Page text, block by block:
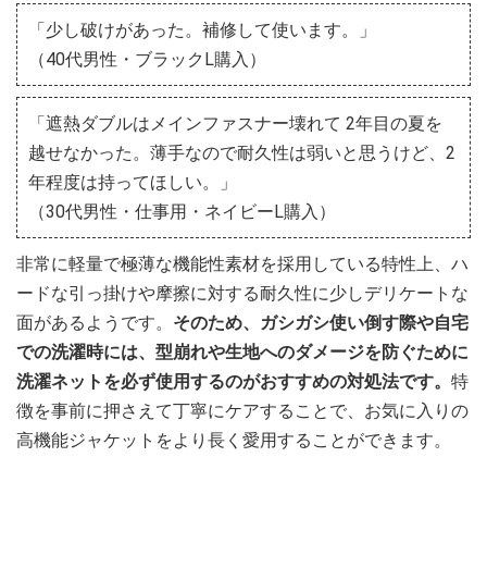
「少し破けがあった。補修して使います。」
（40代男性・ブラックL購入）
「遮熱ダブルはメインファスナー壊れて 2年目の夏を
越せなかった。薄手なので耐久性は弱いと思うけど、2
年程度は持ってほしい。」
（30代男性・仕事用・ネイビーL購入）
非常に軽量で極薄な機能性素材を採用している特性上、ハ
ードな引っ掛けや摩擦に対する耐久性に少しデリケートな
面があるようです。 そのため、ガシガシ使い倒す際や自宅
での洗濯時には、型崩れや生地へのダメージを防ぐために
洗濯ネットを必ず使用するのがおすすめの対処法です。 特
徴を事前に押さえて丁寧にケアすることで、お気に入りの
高機能ジャケットをより長く愛用することができます。